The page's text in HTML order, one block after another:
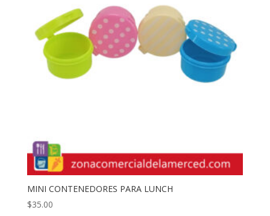
MINI CONTENEDORES PARA LUNCH
$35.00